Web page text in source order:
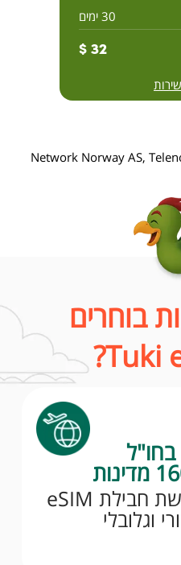
30 ימים
32 $
Network Norway AS,
בוחרים
עם אפשרות לרכישת חבילת eSIM
וגלובלי